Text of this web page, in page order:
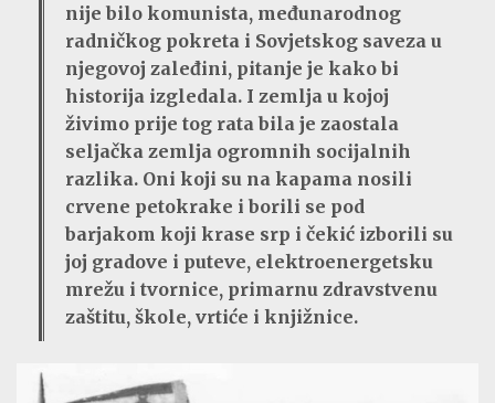
nije bilo komunista, međunarodnog
radničkog pokreta i Sovjetskog saveza u
njegovoj zaleđini, pitanje je kako bi
historija izgledala. I zemlja u kojoj
živimo prije tog rata bila je zaostala
seljačka zemlja ogromnih socijalnih
razlika. Oni koji su na kapama nosili
crvene petokrake i borili se pod
barjakom koji krase srp i čekić izborili su
joj gradove i puteve, elektroenergetsku
mrežu i tvornice, primarnu zdravstvenu
zaštitu, škole, vrtiće i knjižnice.